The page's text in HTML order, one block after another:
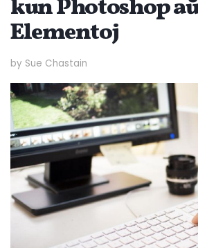
kun Photoshop
Elementoj
by Sue Chastain